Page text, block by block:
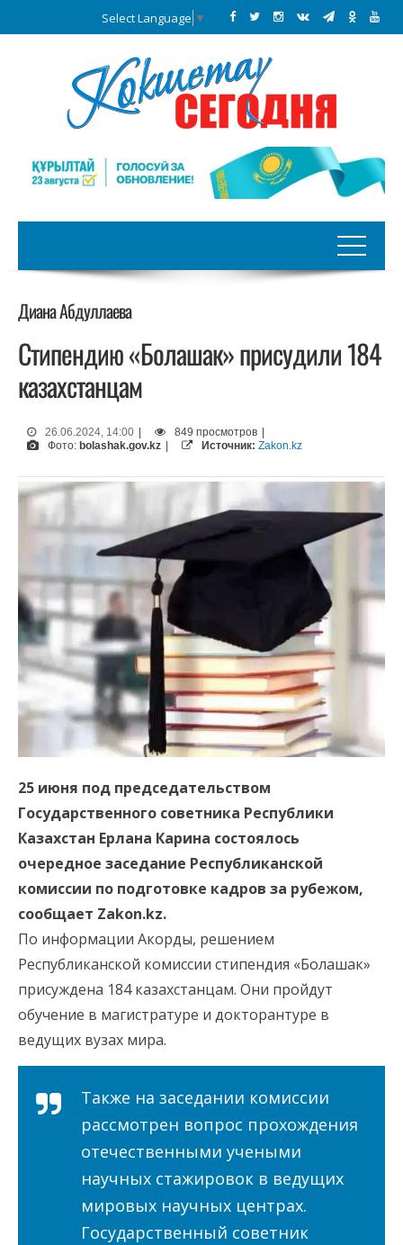
Select Language ▼
Диана Абдуллаева
Стипендию «Болашак» присудили 184
казахстанцам
26.06.2024, 14:00 849 просмотров
Фото: bolashak.gov.kz Источник: Zakon.kz
25 июня под председательством
Государственного советника Республики
Казахстан Ерлана Карина состоялось
очередное заседание Республиканской
комиссии по подготовке кадров за рубежом,
сообщает Zakon.kz.
По информации Акорды, решением
Республиканской комиссии стипендия «Болашак»
присуждена 184 казахстанцам. Они пройдут
обучение в магистратуре и докторантуре в
ведущих вузах мира.
Также на заседании комиссии
рассмотрен вопрос прохождения
отечественными учеными
научных стажировок в ведущих
мировых научных центрах.
Государственный советник